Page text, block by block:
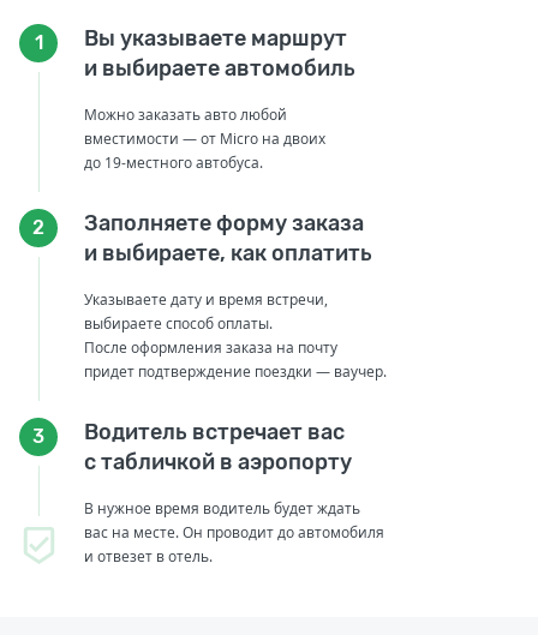
1
Вы указываете маршрут
и выбираете автомобиль
Можно заказать авто любой
вместимости — от Micro на двоих
до 19-местного автобуса.
2
Заполняете форму заказа
и выбираете, как оплатить
Указываете дату и время встречи,
выбираете способ оплаты.
После оформления заказа на почту
придет подтверждение поездки — ваучер.
3
Водитель встречает вас
с табличкой в аэропорту
В нужное время водитель будет ждать
вас на месте. Он проводит до автомобиля
и отвезет в отель.